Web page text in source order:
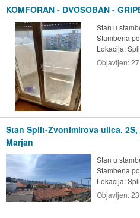
KOMFORAN - DVOSOBAN -
Stan u
Stambena
Lokacija:
Objavljen:
Stan Split-Zvonimirova ulica,
Marjan
Stan u
Stambena
Lokacija:
Objavljen: